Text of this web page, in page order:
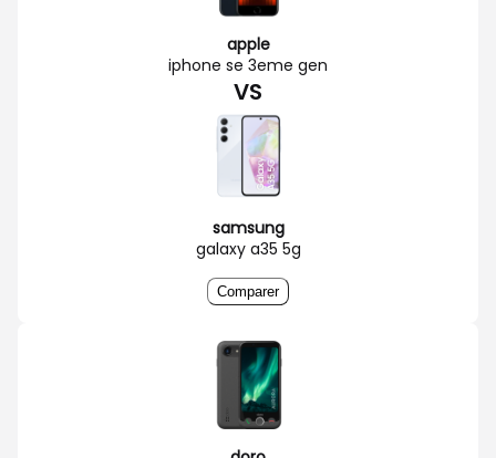
apple
iphone se 3eme gen
VS
samsung
galaxy a35 5g
Comparer